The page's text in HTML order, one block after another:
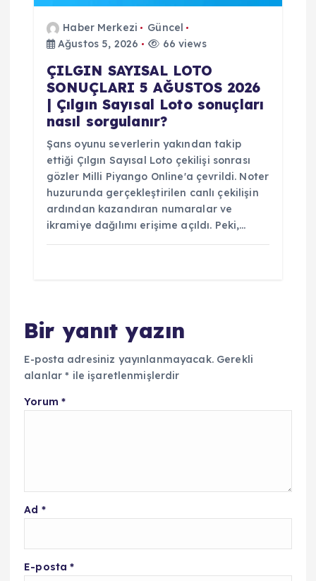
Haber Merkezi
Güncel
Ağustos 5, 2026
66 views
ÇILGIN SAYISAL LOTO
SONUÇLARI 5 AĞUSTOS 2026
| Çılgın Sayısal Loto sonuçları
nasıl sorgulanır?
Şans oyunu severlerin yakından takip
ettiği Çılgın Sayısal Loto çekilişi sonrası
gözler Milli Piyango Online'a çevrildi. Noter
huzurunda gerçekleştirilen canlı çekilişin
ardından kazandıran numaralar ve
ikramiye dağılımı erişime açıldı. Peki,…
Bir yanıt yazın
E-posta adresiniz yayınlanmayacak. Gerekli
alanlar* ile işaretlenmişlerdir
Yorum *
Ad *
E-posta*